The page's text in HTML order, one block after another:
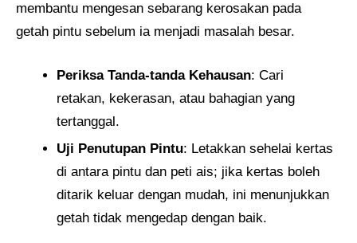
membantu mengesan sebarang kerosakan pada
getah pintu sebelum ia menjadi masalah besar.
Periksa Tanda-tanda Kehausan: Cari
retakan, kekerasan, atau bahagian yang
tertanggal.
Uji Penutupan Pintu: Letakkan sehelai kertas
di antara pintu dan peti ais; jika kertas boleh
ditarik keluar dengan mudah, ini menunjukkan
getah tidak mengedap dengan baik.